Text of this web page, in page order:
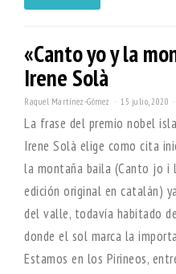
«Canto yo y la
Irene Solà
Raquel Martínez-Gómez 15 julio, 2020
La frase del premio nobel
Irene Solà elige como cita
la montaña baila (Canto jo i
edición original en catalán)
del valle, todavía habitado
donde el sol marca la
Estamos en los Pirineos,